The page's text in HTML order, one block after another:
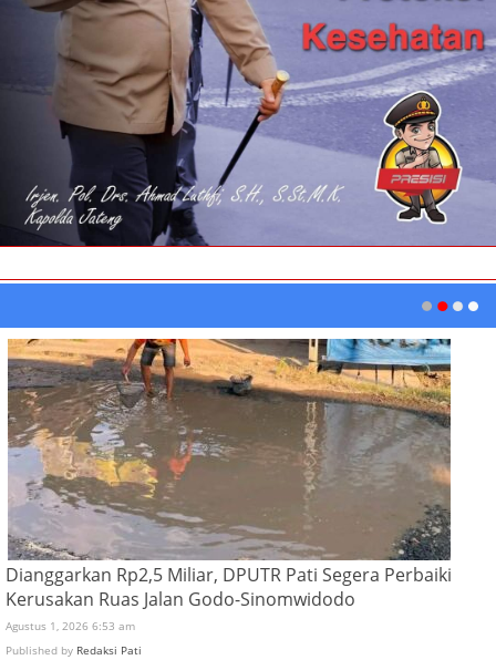
Dianggarkan Rp2,5 Miliar, DPUTR Pati Segera Perbaiki
Kerusakan Ruas Jalan Godo-Sinomwidodo
Agustus 1, 2026 6:53 am
Published by Redaksi Pati